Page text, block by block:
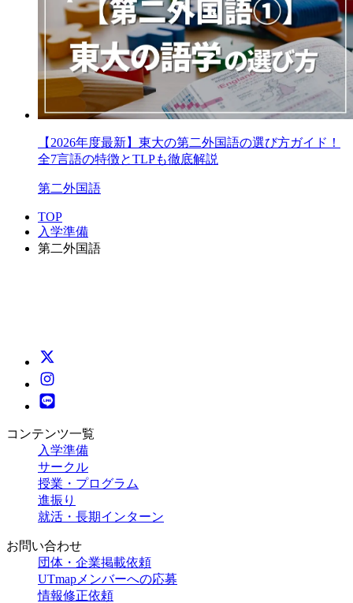
【2026年度最新】東大の第二外国語の選び方ガイド！
全7言語の特徴とTLPも徹底解説
第二外国語
TOP
入学準備
第二外国語
コンテンツ一覧
入学準備
サークル
授業・プログラム
進振り
就活・長期インターン
お問い合わせ
団体・企業掲載依頼
UTmapメンバーへの応募
情報修正依頼